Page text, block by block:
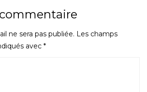
ne sera pas publiée. Les champs
avec *